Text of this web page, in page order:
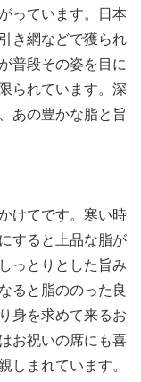
っています。日本
き網などで獲られ
普段その姿を目に
られています。深
あの豊かな脂と旨
けてです。寒い時
すると上品な脂が
っとりとした旨み
ると脂ののった良
身を求めて来るお
お祝いの席にも喜
しまれています。